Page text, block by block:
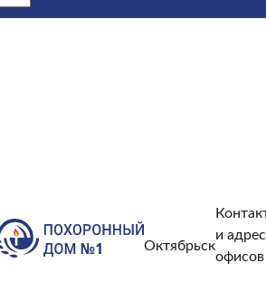
Октябрьск
и
офисов